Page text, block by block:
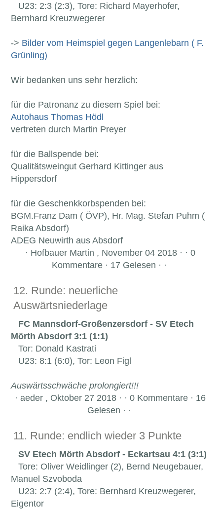
U23: 2:3 (2:3), Tore: Richard Mayerhofer,
Bernhard Kreuzwegerer
-> Bilder vom Heimspiel gegen Langenlebarn ( F.
Grünling)
Wir bedanken uns sehr herzlich:
für die Patronanz zu diesem Spiel bei:
Autohaus Thomas Hödl
vertreten durch Martin Preyer
für die Ballspende bei:
Qualitätsweingut Gerhard Kittinger aus
Hippersdorf
für die Geschenkkorbspenden bei:
BGM.Franz Dam ( ÖVP), Hr. Mag. Stefan Puhm (
Raika Absdorf)
ADEG Neuwirth aus Absdorf
· Hofbauer Martin , November 04 2018 · · 0
Kommentare · 17 Gelesen · ·
12. Runde: neuerliche
Auswärtsniederlage
FC Mannsdorf-Großenzersdorf - SV Etech
Mörth Absdorf 3:1 (1:1)
Tor: Donald Kastrati
U23: 8:1 (6:0), Tor: Leon Figl
Auswärtsschwäche prolongiert!!!
· aeder , Oktober 27 2018 · · 0 Kommentare · 16
Gelesen · ·
11. Runde: endlich wieder 3 Punkte
SV Etech Mörth Absdorf - Eckartsau 4:1 (3:1)
Tore: Oliver Weidlinger (2), Bernd Neugebauer,
Manuel Szvoboda
U23: 2:7 (2:4), Tore: Bernhard Kreuzwegerer,
Eigentor